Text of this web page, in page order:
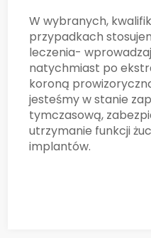
W wybranych,
przypadkach
leczenia-
natychmiast po
koroną
jesteśmy w stanie
tymczasową,
utrzymanie funkcji
implantów.